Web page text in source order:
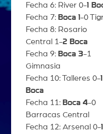
Fecha 6: River 0-1
Fecha 7: Boca 1-0
Fecha 8: Rosario
Central 1-2 Boca
Fecha 9: Boca 3-1
Gimnasia
Fecha 10: Talleres 0-1
Boca
Fecha 11: Boca 4-0
Barracas Central
Fecha 12: Arsenal 0-1